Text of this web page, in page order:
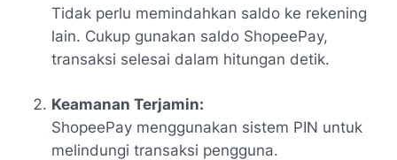
Tidak perlu memindahkan saldo ke rekening
lain. Cukup gunakan saldo ShopeePay,
transaksi selesai dalam hitungan detik.
Keamanan Terjamin:
ShopeePay menggunakan sistem PIN untuk
melindungi transaksi pengguna.